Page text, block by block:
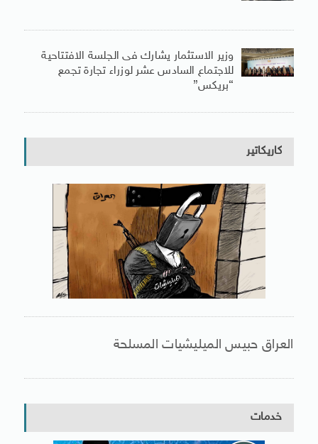
وزير الاستثمار يشارك فى الجلسة الافتتاحية
للاجتماع السادس عشر لوزراء تجارة تجمع
“بريكس”
كاريكاتير
العراق حبيس الميليشيات المسلحة
خدمات